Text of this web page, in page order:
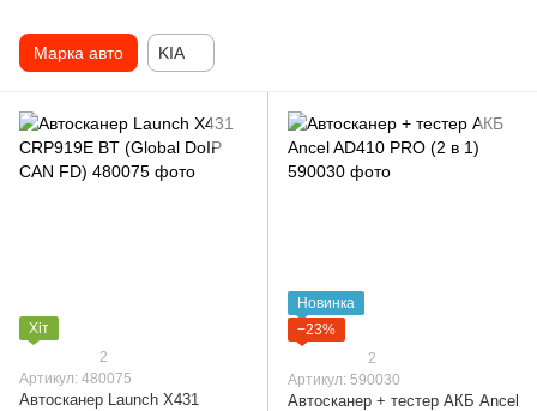
Марка авто KIA
Хіт
2
Артикул: 480075
Автосканер Launch X431
Новинка
−23%
2
Артикул: 590030
Автосканер + тестер АКБ Ancel